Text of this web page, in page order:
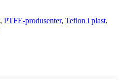
, PTFE-produsenter, Teflon i plast,